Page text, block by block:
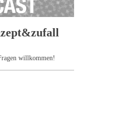
willkommen!